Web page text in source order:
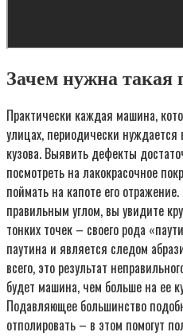
Зачем нужна такая
Практически каждая машина,
улицах, периодически нуждается
кузова. Выявить дефекты
посмотреть на лакокрасочное
поймать на капоте его
правильным углом, вы увидите
тонких точек – своего рода
паутина и является следом
всего, это результат
будет машина, чем больше на ее
Подавляющее большинство
отполировать – в этом помогут